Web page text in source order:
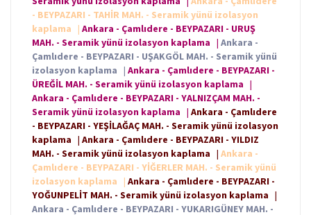
- BEYPAZARI - TAHİR MAH. - Seramik yünü izolasyon
kaplama
| Ankara - Çamlıdere - BEYPAZARI - URUŞ
MAH. - Seramik yünü izolasyon kaplama | Ankara -
Çamlıdere - BEYPAZARI - UŞAKGÖL MAH. - Seramik yünü
izolasyon kaplama | Ankara - Çamlıdere - BEYPAZARI -
ÜREĞİL MAH. - Seramik yünü izolasyon kaplama |
Ankara - Çamlıdere - BEYPAZARI - YALNIZÇAM MAH. -
Seramik yünü izolasyon kaplama | Ankara - Çamlıdere
- BEYPAZARI - YEŞİLAĞAÇ MAH. - Seramik yünü izolasyon
kaplama | Ankara - Çamlıdere - BEYPAZARI - YILDIZ
MAH. - Seramik yünü izolasyon kaplama | Ankara -
Çamlıdere - BEYPAZARI - YİĞERLER MAH. - Seramik yünü
izolasyon kaplama
| Ankara - Çamlıdere - BEYPAZARI -
YOĞUNPELİT MAH. - Seramik yünü izolasyon kaplama |
Ankara - Çamlıdere - BEYPAZARI - YUKARIGÜNEY MAH. -